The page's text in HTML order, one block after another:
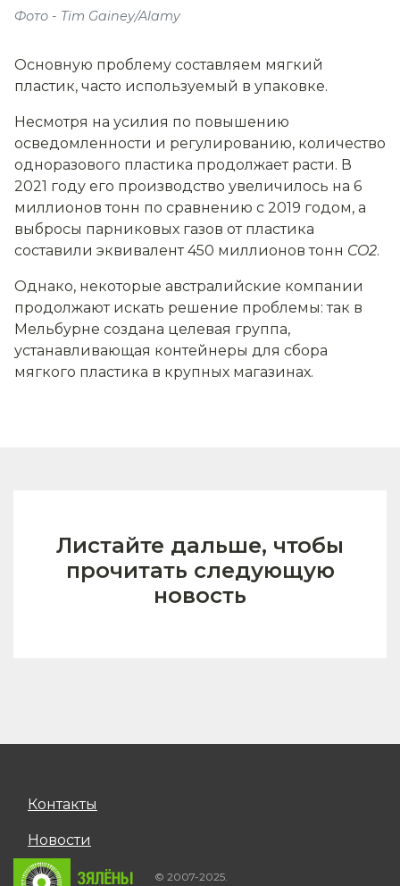
Фото - Tim Gainey/Alamy
Основную проблему составляем мягкий
пластик, часто используемый в упаковке.
Несмотря на усилия по повышению
осведомленности и регулированию, количество
одноразового пластика продолжает расти. В
2021 году его производство увеличилось на 6
миллионов тонн по сравнению с 2019 годом, а
выбросы парниковых газов от пластика
составили эквивалент 450 миллионов тонн CO2.
Однако, некоторые австралийские компании
продолжают искать решение проблемы: так в
Мельбурне создана целевая группа,
устанавливающая контейнеры для сбора
мягкого пластика в крупных магазинах.
Листайте дальше, чтобы
прочитать следующую
новость
Контакты
Новости
© 2007-2025.